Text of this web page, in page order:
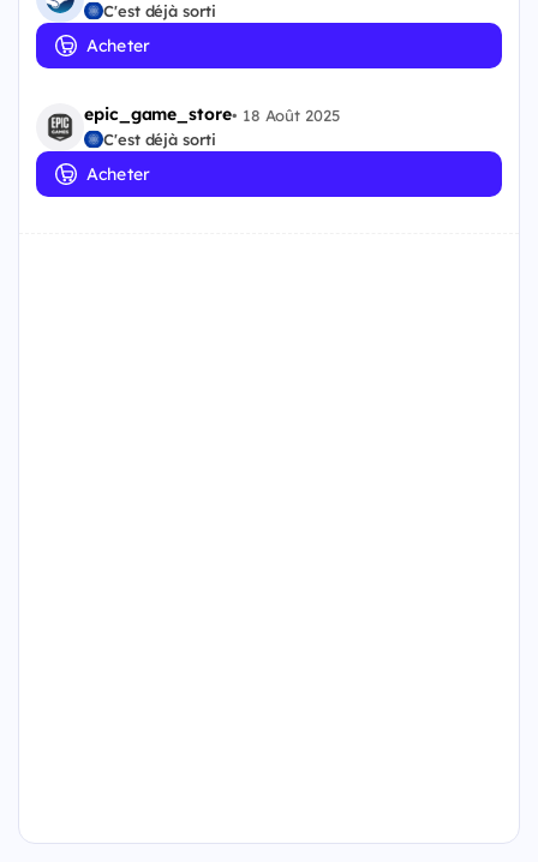
C'est déjà sorti
Acheter
epic_game_store• 18 Août 2025
C'est déjà sorti
Acheter